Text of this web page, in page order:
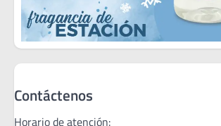
Contáctenos
Horario de atención: